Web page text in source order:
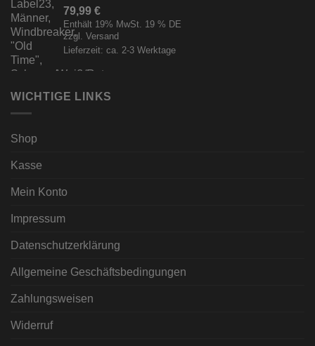
79,99 €
Enthält 19% MwSt. 19 % DE
zzgl. Versand
Lieferzeit: ca. 2-3 Werktage
WICHTIGE LINKS
Shop
Kasse
Mein Konto
Impressum
Datenschutzerklärung
Allgemeine Geschäftsbedingungen
Zahlungsweisen
Widerruf